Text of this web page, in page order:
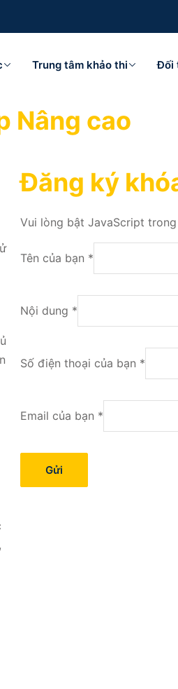
Trung tâm khảo thi Đối
Nâng cao
Đăng ký
Vui lòng bật JavaScript
Tên của bạn *
dung
Nội dung *
Số điện thoại của bạn *
Email của bạn *
Gửi